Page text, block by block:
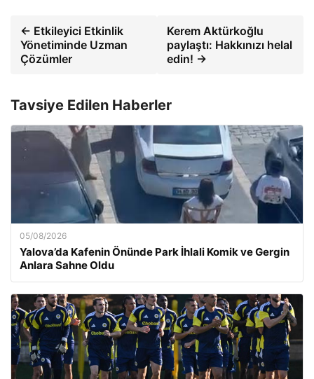
← Etkileyici Etkinlik
Yönetiminde Uzman
Çözümler
Kerem Aktürkoğlu
paylaştı: Hakkınızı helal
edin! →
Tavsiye Edilen Haberler
05/08/2026
Yalova’da Kafenin Önünde Park İhlali Komik ve Gergin
Anlara Sahne Oldu